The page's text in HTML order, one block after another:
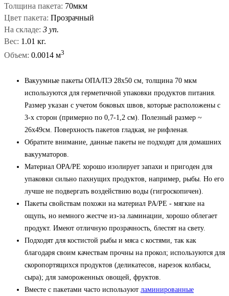
Толщина пакета: 70мкм
Цвет пакета: Прозрачный
На складе: 3 уп.
Вес: 1.01 кг.
Объем: 0.0014 м3
Вакуумные пакеты ОПА/ПЭ 28x50 см, толщина 70 мкм
используются для герметичной упаковки продуктов питания.
Размер указан с учетом боковых швов, которые расположены с
3-х сторон (примерно по 0,7-1,2 см). Полезный размер ~
26x49см. Поверхность пакетов гладкая, не рифленая.
Обратите внимание, данные пакеты не подходят для домашних
вакууматоров.
Материал OPA/PE хорошо изолирует запахи и пригоден для
упаковки сильно пахнущих продуктов, например, рыбы. Но его
лучше не подвергать воздействию воды (гигроскопичен).
Пакеты свойствам похожи на материал PA/PE - мягкие на
ощупь, но немного жестче из-за ламинации, хорошо облегает
продукт. Имеют отличную прозрачность, блестят на свету.
Подходят для костистой рыбы и мяса с костями, так как
благодаря своим качествам прочны на прокол; используются для
скоропортящихся продуктов (деликатесов, нарезок колбасы,
сыра); для замороженных овощей, фруктов.
Вместе с пакетами часто используют ламинированные